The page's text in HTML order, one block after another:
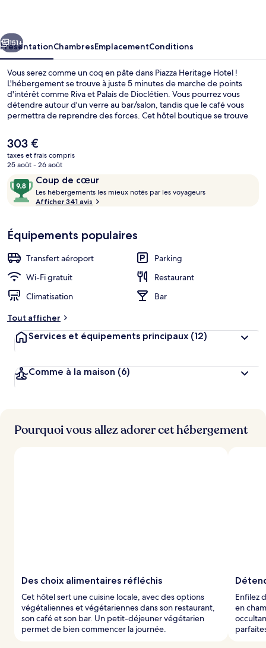
Suivant
151+
PrésentationChambresEmplacementConditions
Vous serez comme un coq en pâte dans Piazza Heritage Hotel !
L'hébergement se trouve à juste 5 minutes de marche de points
d'intérêt comme Riva et Palais de Dioclétien. Vous pourrez vous
détendre autour d'un verre au bar/salon, tandis que le café vous
permettra de reprendre des forces. Cet hôtel boutique se trouve
de Bacvice. Les autres voyageurs adorent le personnel attentionné.
Le
prix
actuel
de
303 €.
303 €
taxes et frais compris
25 août - 26 août
Avis
voyageurs
Coup de cœur
9,8
sur
10,
cœur
Les hébergements les mieux notés par les voyageurs
n
i
e
s
Afficher 341 avis
Équipements populaires
Transfert aéroport
Parking
Wi-Fi gratuit
Restaurant
Climatisation
Bar
Tout afficher
Services et équipements principaux (12)
Comme à la maison (6)
Pourquoi vous allez adorer cet hébergement
Des choix alimentaires réfléchis
Cet hôtel sert une cuisine locale, avec des options
végétaliennes et végétariennes dans son restaurant,
son café et son bar. Un petit-déjeuner végétarien
permet de bien commencer la journée.
Enfilez
en